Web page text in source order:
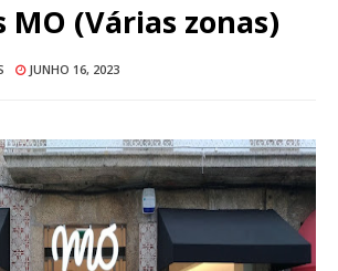
MO (Várias zonas)
JUNHO 16, 2023